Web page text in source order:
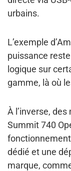
urbains.
L’exemple
puissance
logique sur
gamme, là où
À l’inverse,
Summit 740
dédié et une
marque,